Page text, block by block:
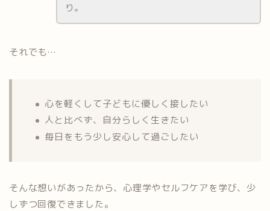
り。
それでも…
心を軽くして子どもに優しく接したい
人と比べず、自分らしく生きたい
毎日をもう少し安心して過ごしたい
そんな想いがあったから、心理学やセルフケアを学び、少
しずつ回復できました。